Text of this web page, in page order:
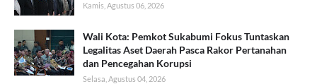
Kamis, Agustus 06, 2026
Wali Kota: Pemkot Sukabumi Fokus Tuntaskan
Legalitas Aset Daerah Pasca Rakor Pertanahan
dan Pencegahan Korupsi
Selasa, Agustus 04, 2026